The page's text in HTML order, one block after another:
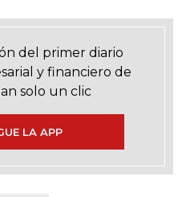
del primer diario
y financiero de
solo un clic
LA APP